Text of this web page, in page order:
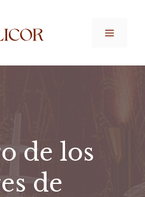
Menú
de los
de